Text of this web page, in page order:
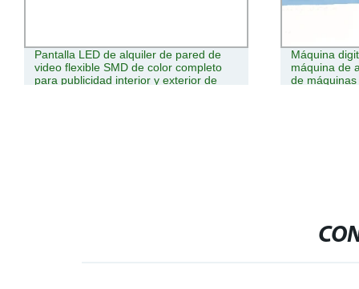
Pantalla LED de alquiler de pared de
video flexible SMD de color completo
para publicidad interior y exterior de
Máquina
máquina de
de